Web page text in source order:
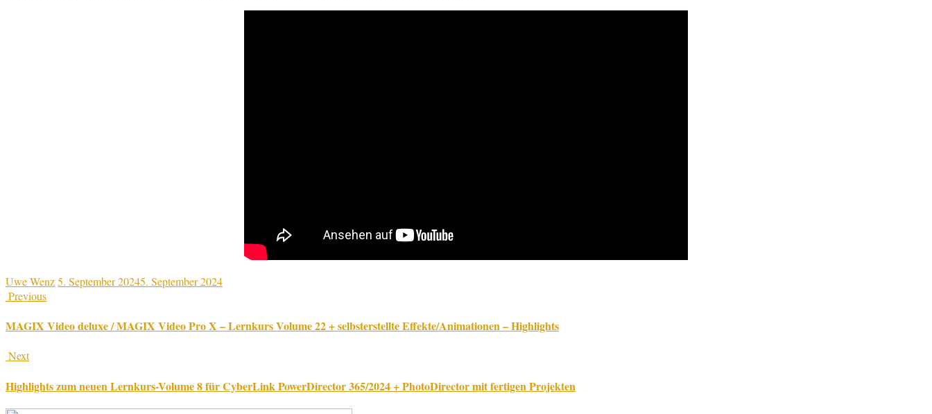
Uwe Wenz5. September 20245. September 2024
Previous
MAGIX Video deluxe / MAGIX Video Pro X – Lernkurs Volume 22 + selbsterstellte Effekte/Animationen – Highlights
Next
Highlights zum neuen Lernkurs-Volume 8 für CyberLink PowerDirector 365/2024 + PhotoDirector mit fertigen Projekten